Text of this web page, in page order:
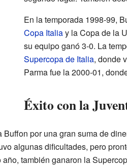
En la temporada 1998-99,
Copa Italiay la Copa de la
su equipo ganó 3-0. La
Supercopa de Italia, donde
Parma fue la 2000-01,
Éxito con la
Buffon por una gran suma de
algunas dificultades, pero
también ganaron la